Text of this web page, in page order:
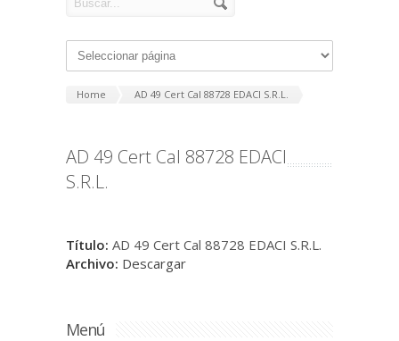
Home AD 49 Cert Cal 88728 EDACI S.R.L.
AD 49 Cert Cal 88728 EDACI
S.R.L.
Título: AD 49 Cert Cal 88728 EDACI S.R.L.
Archivo: Descargar
Menú